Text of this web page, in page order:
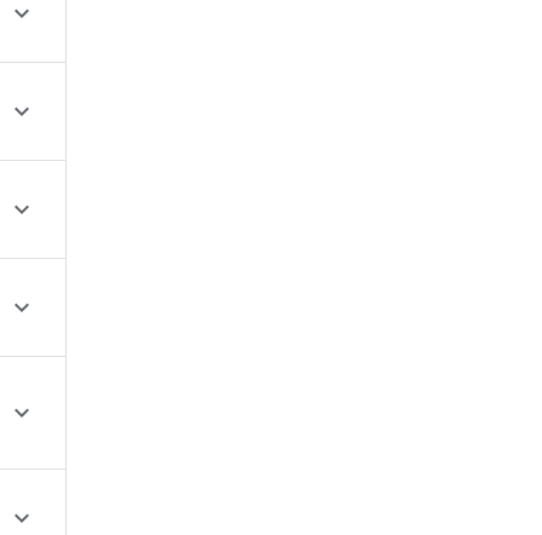





